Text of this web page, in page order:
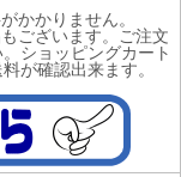
かかりません。
ございます。ご注文
ショッピングカート
が確認出来ます。